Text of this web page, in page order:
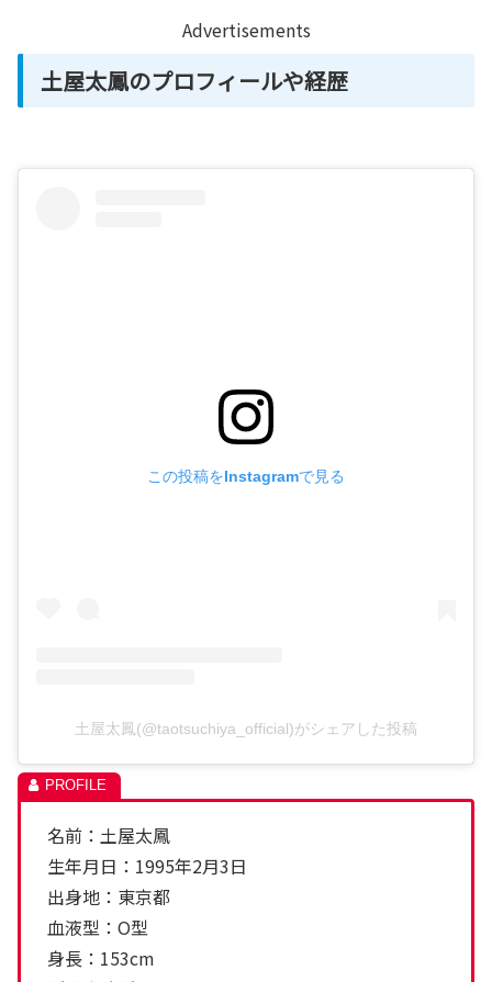
Advertisements
土屋太鳳のプロフィールや経歴
この投稿をInstagramで見る
土屋太鳳(@taotsuchiya_official)がシェアした投稿
名前：土屋太鳳
生年月日：1995年2月3日
出身地：東京都
血液型：O型
身長：153cm